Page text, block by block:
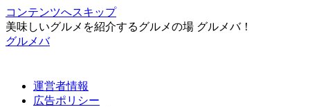
コンテンツへスキップ
美味しいグルメを紹介するグルメの場 グルメバ！
グルメバ
運営者情報
広告ポリシー